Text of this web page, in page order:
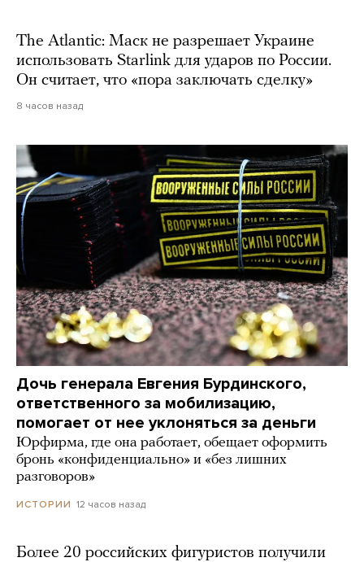
The Atlantic: Маск не разрешает Украине
использовать Starlink для ударов по России.
Он считает, что «пора заключать сделку»
8 часов назад
Дочь генерала Евгения Бурдинского,
ответственного за мобилизацию,
помогает от нее уклоняться за деньги
Юрфирма, где она работает, обещает оформить
бронь «конфиденциально» и «без лишних
разговоров»
ИСТОРИИ 12 часов назад
Более 20 российских фигуристов получили